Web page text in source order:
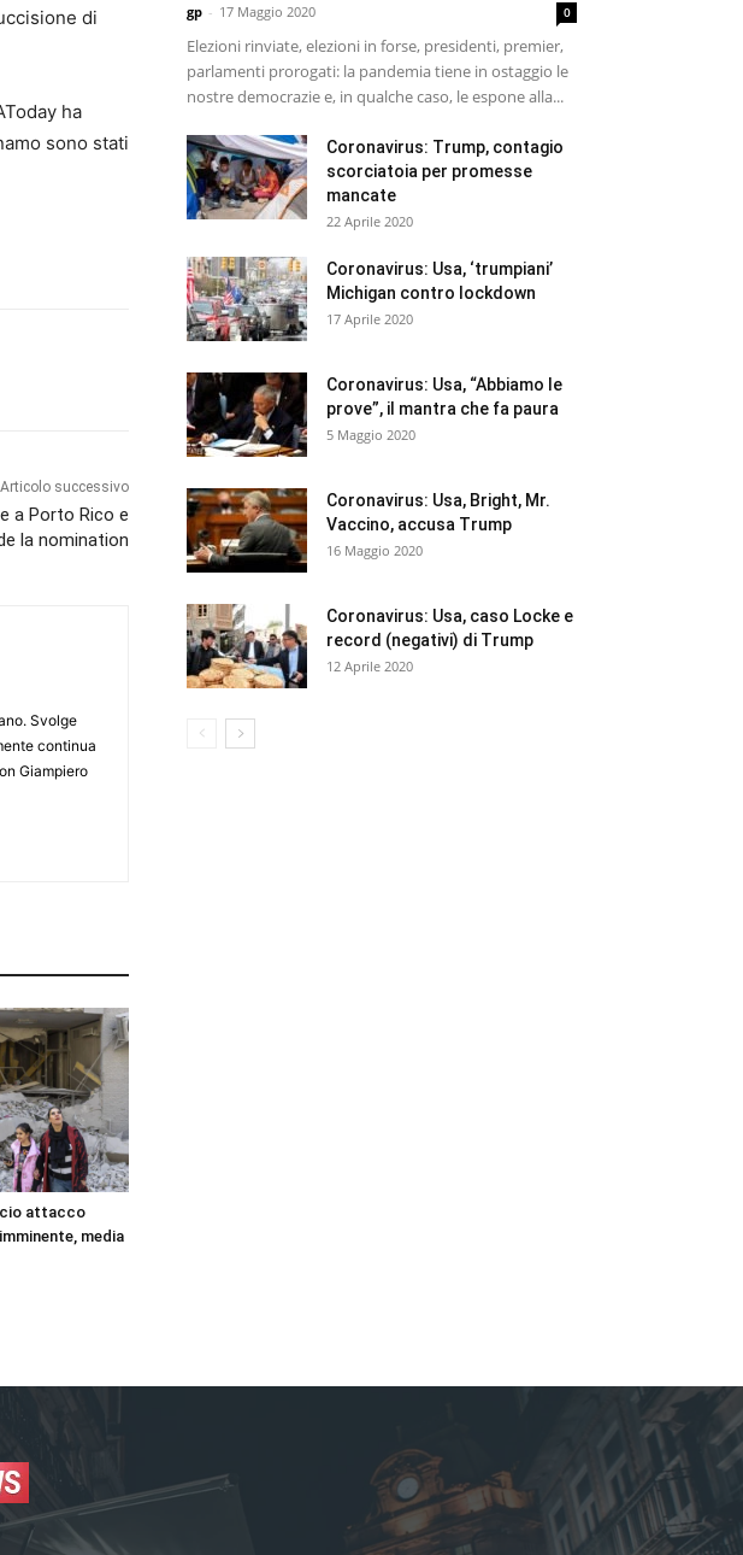
di
ha
sono stati
Articolo successivo
a Porto Rico e
la nomination
Svolge
continua
Giampiero
attacco
media
gp - 17 Maggio 2020 0
Elezioni rinviate, elezioni in forse, presidenti, premier,
parlamenti prorogati: la pandemia tiene in ostaggio le
nostre democrazie e, in qualche caso, le espone alla...
Coronavirus: Trump, contagio
scorciatoia per promesse
mancate
22 Aprile 2020
Coronavirus: Usa, ‘trumpiani’
Michigan contro lockdown
17 Aprile 2020
Coronavirus: Usa, “Abbiamo le
prove”, il mantra che fa paura
5 Maggio 2020
Coronavirus: Usa, Bright, Mr.
Vaccino, accusa Trump
16 Maggio 2020
Coronavirus: Usa, caso Locke e
record (negativi) di Trump
12 Aprile 2020